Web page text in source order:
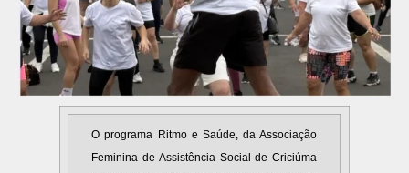
O programa Ritmo e Saúde, da Associação
Feminina de Assistência Social de Criciúma